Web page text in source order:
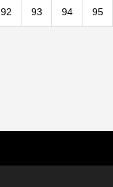
92 93 94 95